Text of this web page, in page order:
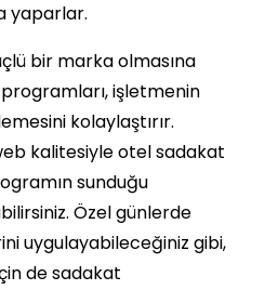
yaparlar.
bir marka olmasına
işletmenin
kolaylaştırır.
kalitesiyle otel sadakat
sunduğu
Özel günlerde
uygulayabileceğiniz gibi,
de sadakat